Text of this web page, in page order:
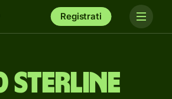
Registrati
sterline